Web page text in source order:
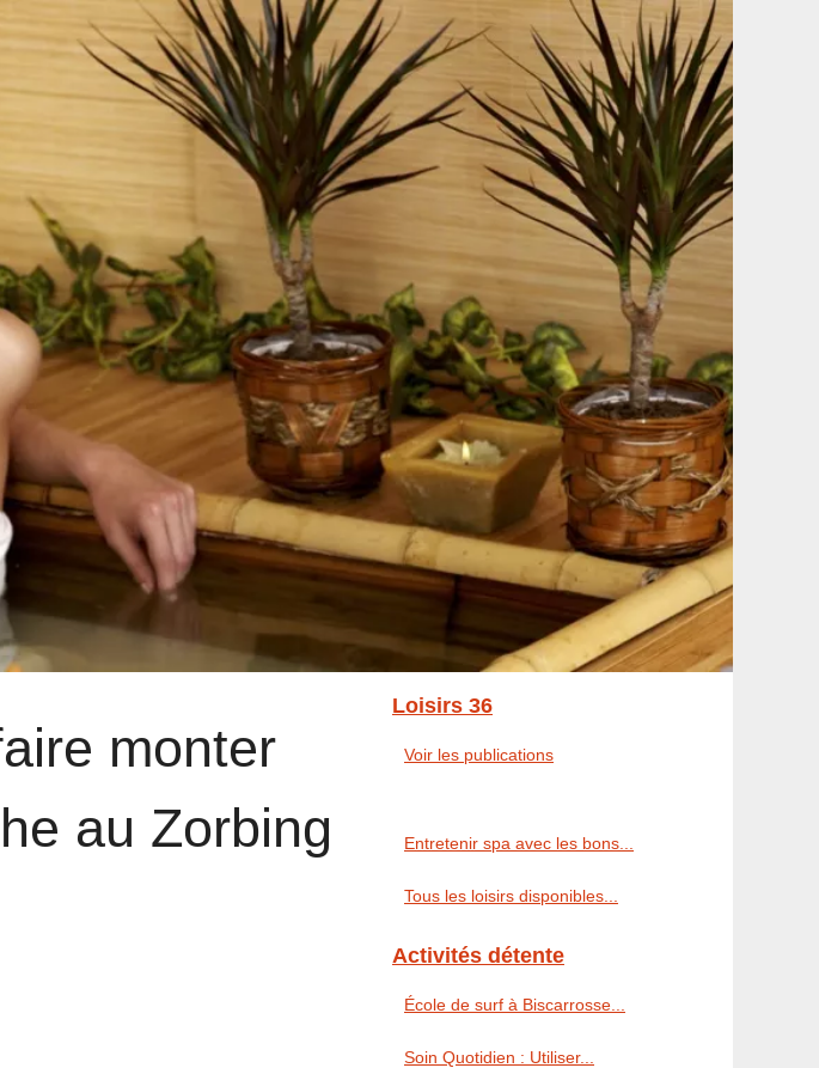
monter
au Zorbing
Loisirs 36
Voir les publications
Entretenir spa avec les bons...
Tous les loisirs disponibles...
Activités détente
École de surf à Biscarrosse...
Soin Quotidien : Utiliser...